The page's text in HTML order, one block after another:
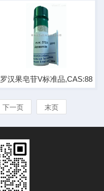
罗汉果皂苷V标准品
下一页 末页